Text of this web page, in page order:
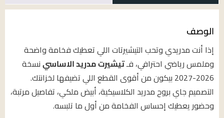
الوصف
إذا أنت مدريدي وتحب التيشيرتات اللي تعطيك فخامة واضحة
وملمس رياضي احترافي، فـتيشيرت مدريد الاساسينسخة
2026-2027 بيكون من أقوى القطع اللي تضيفها لخزانتك.
التصميم جاي بروح مدريد الكلاسيكية، أبيض ملكي، تفاصيل مرتبة،
وحضور يعطيك إحساس الفخامة من أول ما تلبسه.